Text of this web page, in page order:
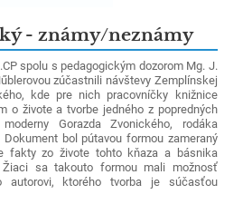
- známy/neznámy
spolu s pedagogickým dozorom Mg. J.
zúčastnili návštevy Zemplínskej
kde pre nich pracovníčky knižnice
o živote a tvorbe jedného z popredných
Gorazda Zvonického, rodáka
bol pútavou formou zameraný
fakty zo živote tohto kňaza a básnika
Žiaci sa takouto formou mali možnosť
autorovi, ktorého tvorba je súčasťou